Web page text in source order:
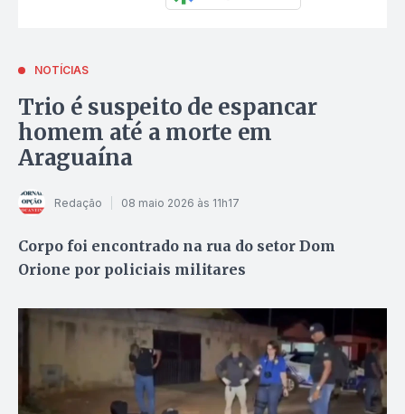
NOTÍCIAS
Trio é suspeito de espancar
homem até a morte em
Araguaína
Redação 08 maio 2026 às 11h17
Corpo foi encontrado na rua do setor Dom
Orione por policiais militares